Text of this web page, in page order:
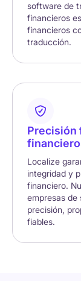
software de
financieros
financieros
traducción.
Precisión
Localize
integridad y
financiero.
empresas de
precisión,
fiables.